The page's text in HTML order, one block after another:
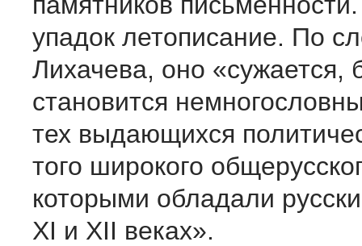
упадок летописание. По
Лихачева, оно «сужается,
становится
тех выдающихся
того широкого
которыми обладали
XI и XII веках».